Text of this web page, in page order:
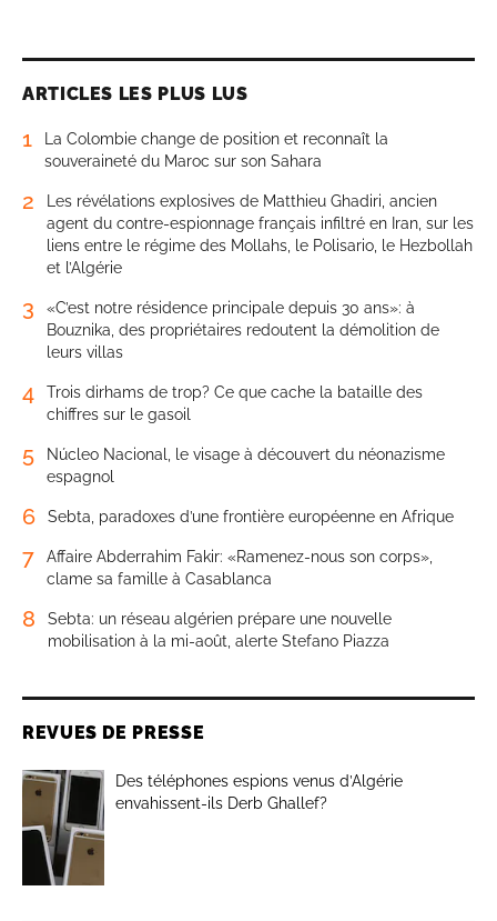
ARTICLES LES PLUS LUS
1
La Colombie change de position et reconnaît la
souveraineté du Maroc sur son Sahara
2
Les révélations explosives de Matthieu Ghadiri, ancien
agent du contre-espionnage français infiltré en Iran, sur les
liens entre le régime des Mollahs, le Polisario, le Hezbollah
et l’Algérie
3
«C’est notre résidence principale depuis 30 ans»: à
Bouznika, des propriétaires redoutent la démolition de
leurs villas
4
Trois dirhams de trop? Ce que cache la bataille des
chiffres sur le gasoil
5
Núcleo Nacional, le visage à découvert du néonazisme
espagnol
6 Sebta, paradoxes d’une frontière européenne en Afrique
7
Affaire Abderrahim Fakir: «Ramenez-nous son corps»,
clame sa famille à Casablanca
8
Sebta: un réseau algérien prépare une nouvelle
mobilisation à la mi-août, alerte Stefano Piazza
REVUES DE PRESSE
Des téléphones espions venus d’Algérie
envahissent-ils Derb Ghallef?